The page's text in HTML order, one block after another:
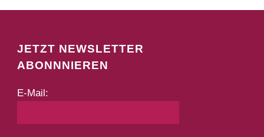
JETZT NEWSLETTER
ABONNNIEREN
E-Mail: